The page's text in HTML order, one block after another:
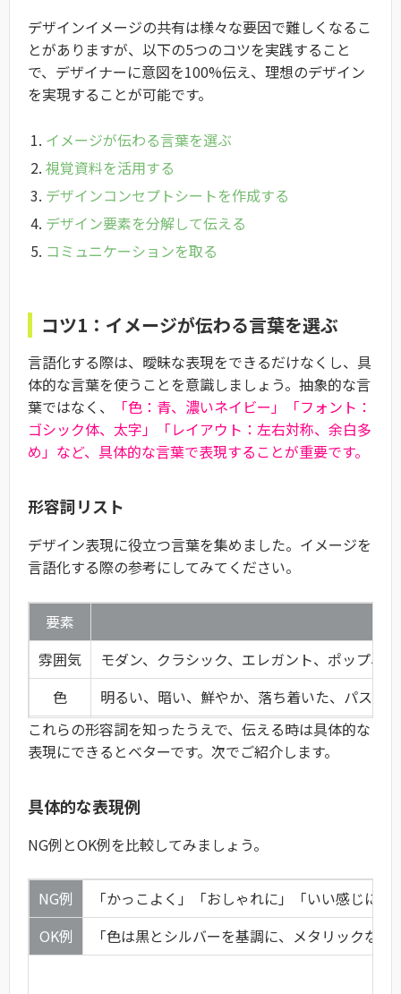
デザインイメージの共有は様々な要因で難しくなるこ
とがありますが、以下の5つのコツを実践すること
で、デザイナーに意図を100%伝え、理想のデザイン
を実現することが可能です。
イメージが伝わる言葉を選ぶ
視覚資料を活用する
デザインコンセプトシートを作成する
デザイン要素を分解して伝える
コミュニケーションを取る
コツ1：イメージが伝わる言葉を選ぶ
言語化する際は、曖昧な表現をできるだけなくし、具
体的な言葉を使うことを意識しましょう。抽象的な言
葉ではなく、
「色：青、濃いネイビー」「フォント：
ゴシック体、太字」「レイアウト：左右対称、余白多
め」など、具体的な言葉で表現することが重要です。
形容詞リスト
デザイン表現に役立つ言葉を集めました。イメージを
言語化する際の参考にしてみてください。
要素
雰囲気
モダン、クラシック、エレガント、ポップ、
色
明るい、暗い、鮮やか、落ち着いた、パステ
形
丸い、四角い、直線的、曲線的、幾何学的、
これらの形容詞を知ったうえで、伝える時は具体的な
表現にできるとベターです。次でご紹介します。
具体的な表現例
NG例とOK例を比較してみましょう。
NG例
「かっこよく」「おしゃれに」「いい感じに」
OK例
「色は黒とシルバーを基調に、メタリックな